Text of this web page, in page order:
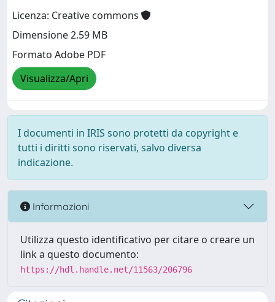
Licenza: Creative commons
Dimensione 2.59 MB
Formato Adobe PDF
Visualizza/Apri
I documenti in IRIS sono protetti da copyright e
tutti i diritti sono riservati, salvo diversa
indicazione.
Informazioni
Utilizza questo identificativo per citare o creare un
link a questo documento:
https://hdl.handle.net/11563/206796